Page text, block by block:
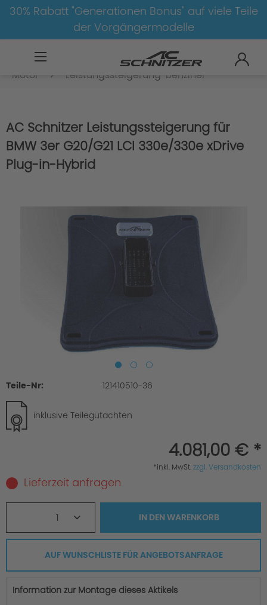
30% Rabatt "Generationen Bonus" auf viele Teile
der Vorgängermodelle
3er-G20/G21-LCI
Motor
Leistungssteigerung-Benziner
AC Schnitzer Leistungssteigerung für
BMW 3er G20/G21 LCI 330e/330e xDrive
Plug-in-Hybrid
Teile-Nr: 121410510-36
inklusive Teilegutachten
4.081,00 € *
*inkl. MwSt.zzgl. Versandkosten
Lieferzeit anfragen
1 IN DENWARENKORB
AUF WUNSCHLISTE FÜR ANGEBOTSANFRAGE
Information zur Montage dieses Aktikels